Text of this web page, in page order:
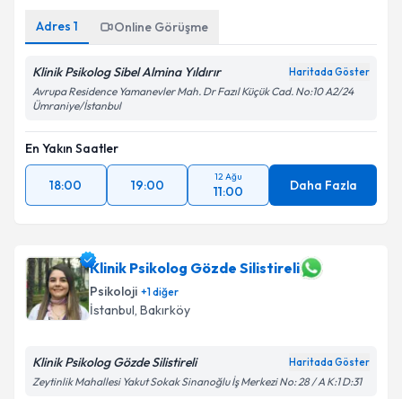
Adres 1 Online Görüşme
Klinik Psikolog Sibel Almina Yıldırır Haritada Göster
Avrupa Residence Yamanevler Mah. Dr Fazıl Küçük Cad. No:10 A2/24
Ümraniye/İstanbul
En Yakın Saatler
18:00 19:00
12 Ağu
11:00 Daha Fazla
Klinik Psikolog Gözde Silistireli
Psikoloji +1diğer
İstanbul, Bakırköy
Klinik Psikolog Gözde Silistireli Haritada Göster
Zeytinlik Mahallesi Yakut Sokak Sinanoğlu İş Merkezi No: 28 / A K:1 D:31